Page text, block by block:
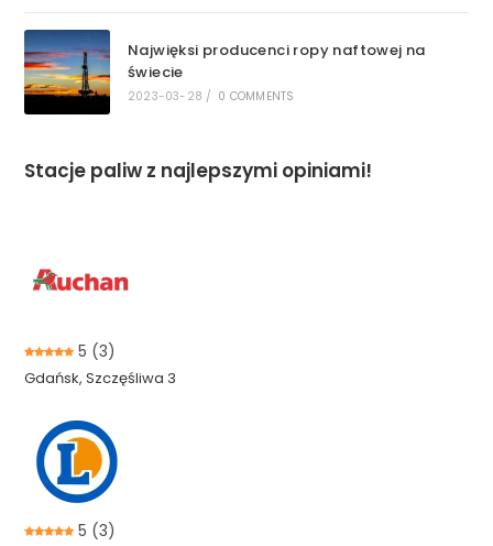
Najwięksi producenci ropy naftowej na
świecie
2023-03-28 / 0 COMMENTS
Stacje paliw z najlepszymi opiniami!
5 (3)
Gdańsk, Szczęśliwa 3
5 (3)